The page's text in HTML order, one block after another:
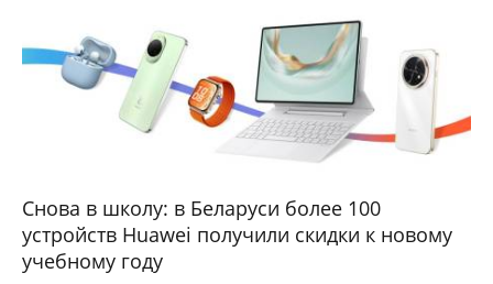
Снова в школу: в Беларуси более 100
устройств Huawei получили скидки к новому
учебному году